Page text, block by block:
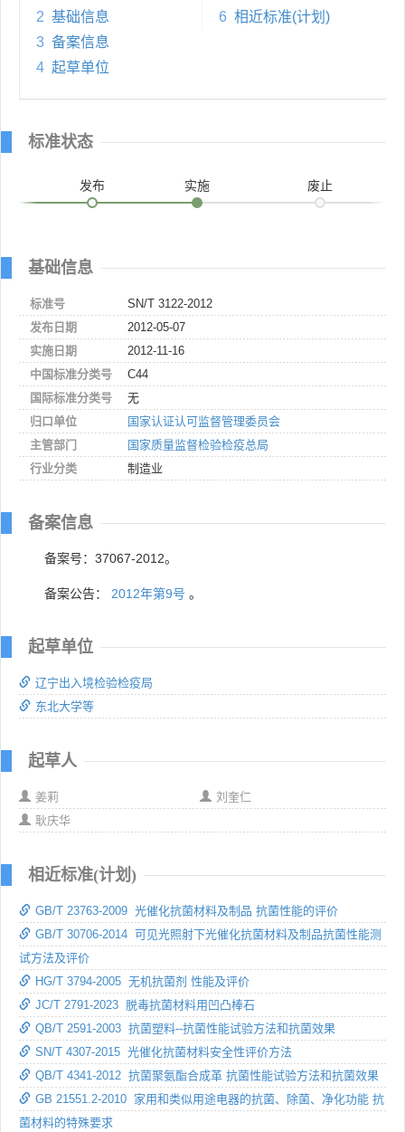
2 基础信息
3 备案信息
4 起草单位
6 相近标准(计划)
标准状态
发布 实施 废止
基础信息
标准号
SN/T 3122-2012
发布日期
2012-05-07
实施日期
2012-11-16
中国标准分类号
C44
国际标准分类号
无
归口单位
国家认证认可监督管理委员会
主管部门
国家质量监督检验检疫总局
行业分类
制造业
备案信息
备案号：37067-2012。
备案公告： 2012年第9号 。
起草单位
辽宁出入境检验检疫局
东北大学等
起草人
姜莉
刘奎仁
耿庆华
相近标准(计划)
GB/T 23763-2009 光催化抗菌材料及制品 抗菌性能的评价
GB/T 30706-2014 可见光照射下光催化抗菌材料及制品抗菌性能测
试方法及评价
HG/T 3794-2005 无机抗菌剂 性能及评价
JC/T 2791-2023 脱毒抗菌材料用凹凸棒石
QB/T 2591-2003 抗菌塑料--抗菌性能试验方法和抗菌效果
SN/T 4307-2015 光催化抗菌材料安全性评价方法
QB/T 4341-2012 抗菌聚氨酯合成革 抗菌性能试验方法和抗菌效果
GB 21551.2-2010 家用和类似用途电器的抗菌、除菌、净化功能 抗
菌材料的特殊要求